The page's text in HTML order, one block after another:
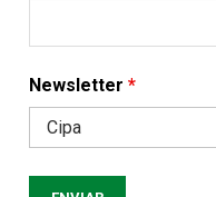
Newsletter *